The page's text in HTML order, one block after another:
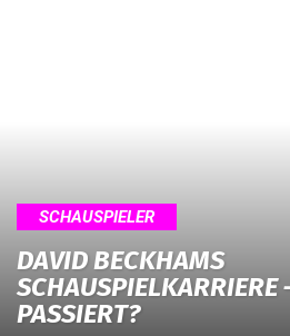
SCHAUSPIELER
DAVID BECKHAMS
SCHAUSPIELKARRIERE
PASSIERT?